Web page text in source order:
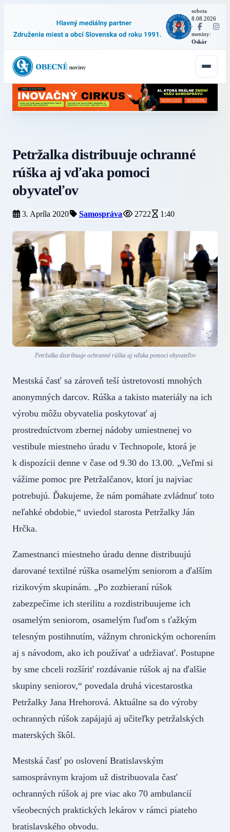
sobota
8.08.2026
·
meniny:
Oskár
Petržalka distribuuje ochranné
rúška aj vďaka pomoci
obyvateľov
3. Apríla 2020 Samospráva 2722 1:40
Petržalka distribuuje ochranné rúška aj vďaka pomoci obyvateľov
Mestská časť sa zároveň teší ústretovosti mnohých
anonymných darcov. Rúška a takisto materiály na ich
výrobu môžu obyvatelia poskytovať aj
prostredníctvom zbernej nádoby umiestnenej vo
vestibule miestneho úradu v Technopole, ktorá je
k dispozícii denne v čase od 9.30 do 13.00. „Veľmi si
vážime pomoc pre Petržalčanov, ktorí ju najviac
potrebujú. Ďakujeme, že nám pomáhate zvládnuť toto
neľahké obdobie,“ uviedol starosta Petržalky Ján
Hrčka.
Zamestnanci miestneho úradu denne distribuujú
darované textilné rúška osamelým seniorom a ďalším
rizikovým skupinám. „Po zozbieraní rúšok
zabezpečíme ich sterilitu a rozdistribuujeme ich
osamelým seniorom, osamelým ľuďom s ťažkým
telesným postihnutím, vážnym chronickým ochorením
aj s návodom, ako ich používať a udržiavať. Postupne
by sme chceli rozšíriť rozdávanie rúšok aj na ďalšie
skupiny seniorov,“ povedala druhá vicestarostka
Petržalky Jana Hrehorová. Aktuálne sa do výroby
ochranných rúšok zapájajú aj učiteľky petržalských
materských škôl.
Mestská časť po oslovení Bratislavským
samosprávnym krajom už distribuovala časť
ochranných rúšok aj pre viac ako 70 ambulancií
všeobecných praktických lekárov v rámci piateho
bratislavského obvodu.